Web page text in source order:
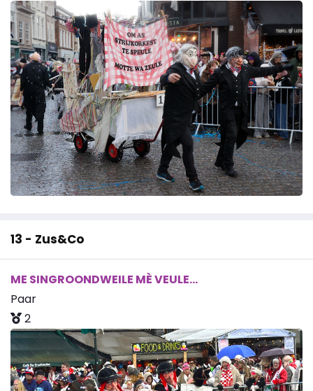
13 - Zus&Co
ME SINGROONDWEILE MÈ VEULE...
Paar
2